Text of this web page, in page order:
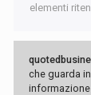
elementi
che guarda